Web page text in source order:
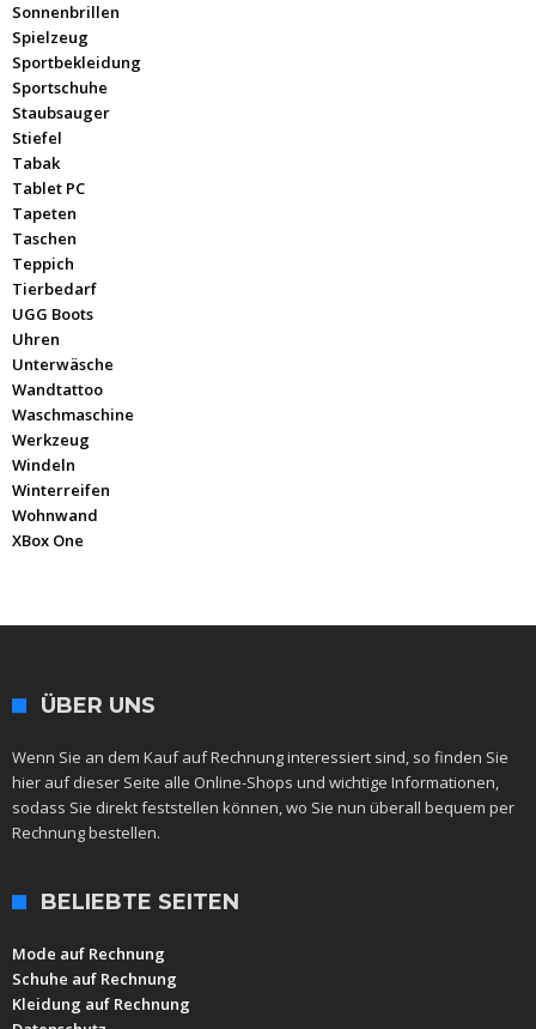
Sonnenbrillen
Spielzeug
Sportbekleidung
Sportschuhe
Staubsauger
Stiefel
Tabak
Tablet PC
Tapeten
Taschen
Teppich
Tierbedarf
UGG Boots
Uhren
Unterwäsche
Wandtattoo
Waschmaschine
Werkzeug
Windeln
Winterreifen
Wohnwand
XBox One
ÜBER UNS
Wenn Sie an dem Kauf auf Rechnung interessiert sind, so finden Sie
hier auf dieser Seite alle Online-Shops und wichtige Informationen,
sodass Sie direkt feststellen können, wo Sie nun überall bequem per
Rechnung bestellen.
BELIEBTE SEITEN
Mode auf Rechnung
Schuhe auf Rechnung
Kleidung auf Rechnung